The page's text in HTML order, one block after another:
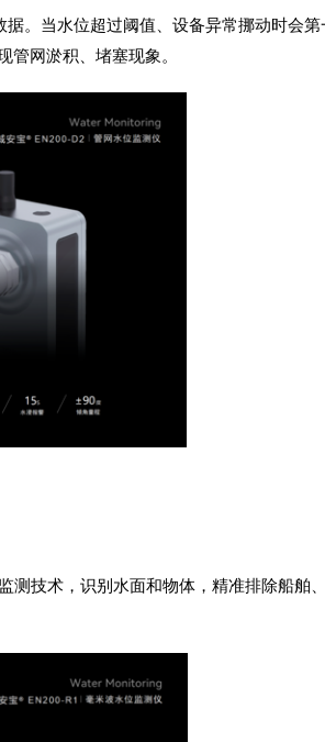
。当水位超过阈值、设备异常挪动时会
网淤积、堵塞现象。
测技术，识别水面和物体，精准排除船舶